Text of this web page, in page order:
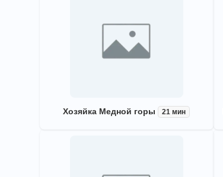
Хозяйка Медной горы 21 мин